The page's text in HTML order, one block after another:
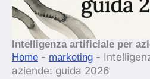
Intelligenza artificiale per
Home - marketing -
aziende: guida 2026